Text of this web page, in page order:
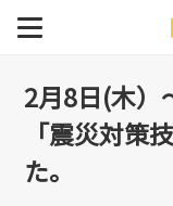
安否確認システム
安否確認システム導
催 第22
展」横浜
2月8日(木
「震災対策
た。